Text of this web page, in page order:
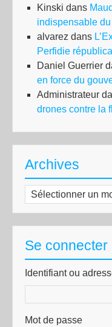
Kinski dans
indispensable
alvarez dans
Perfidie
Daniel Guerrier
en force du
Administrateur
drones contre la
Archives
Archives
Se connecter
Identifiant ou
Mot de passe